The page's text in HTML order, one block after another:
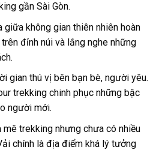
gần Sài Gòn.
không gian thiên nhiên hoàn
đỉnh núi và lắng nghe những
gian thú vị bên bạn bè, người yêu.
trekkingchinh phục những bậc
người mới.
mê trekkingnhưng chưa có nhiều
chính là địa điểm khá lý tưởng